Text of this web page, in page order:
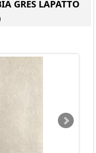
GRES LAPATTO